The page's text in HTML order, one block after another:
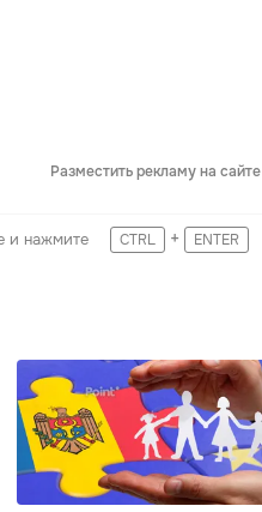
Разместить рекламу на сайте
и нажмите CTRL + ENTER